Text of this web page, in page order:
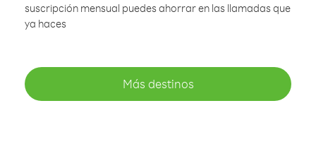
suscripción mensual puedes ahorrar en las llamadas que
ya haces
Más destinos